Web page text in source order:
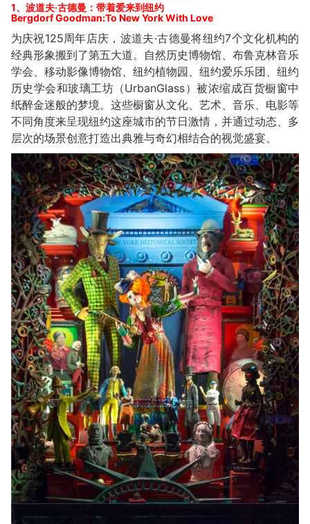
1、波道夫·古德曼：带着爱来到纽约
Bergdorf Goodman:To New York With Love
为庆祝125周年店庆，波道夫·古德曼将纽约7个文化机构的
经典形象搬到了第五大道。自然历史博物馆、布鲁克林音乐
学会、移动影像博物馆、纽约植物园、纽约爱乐乐团、纽约
历史学会和玻璃工坊（UrbanGlass）被浓缩成百货橱窗中
纸醉金迷般的梦境。这些橱窗从文化、艺术、音乐、电影等
不同角度来呈现纽约这座城市的节日激情，并通过动态、多
层次的场景创意打造出典雅与奇幻相结合的视觉盛宴。